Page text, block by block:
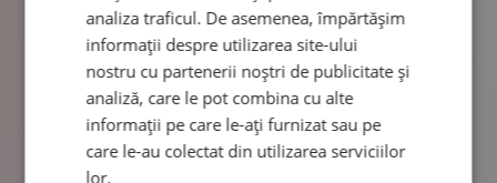
analiza traficul. De asemenea, împărtășim
informații despre utilizarea site-ului
nostru cu partenerii noștri de publicitate și
analiză, care le pot combina cu alte
informații pe care le-ați furnizat sau pe
care le-au colectat din utilizarea serviciilor
lor.